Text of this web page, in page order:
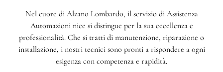
Nel cuore di Alzano Lombardo, il servizio di Assistenza
Automazioni nice si distingue per la sua eccellenza e
professionalità. Che si tratti di manutenzione, riparazione o
installazione, i nostri tecnici sono pronti a rispondere a ogni
esigenza con competenza e rapidità.